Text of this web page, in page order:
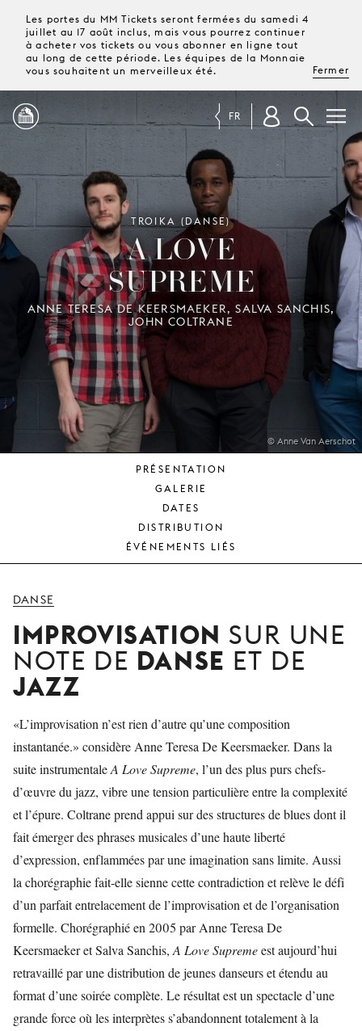
Les portes du MM Tickets seront fermées du samedi 4
juillet au 17 août inclus, mais vous pourrez continuer
à acheter vos tickets ou vous abonner en ligne tout
au long de cette période. Les équipes de la Monnaie
vous souhaitent un merveilleux été.
Fermer
PROGRAMME
MAGAZINE
TICKETS &
ABONNEMENTS
VOTRE
PUBLIC
SOUTENIR
FR
© Anne Van Aerschot
TROIKA (DANSE)
A LOVE
SUPREME
ANNE TERESA DE KEERSMAEKER, SALVA SANCHIS,
JOHN COLTRANE
PRÉSENTATION
GALERIE
DATES
DISTRIBUTION
ÉVÉNEMENTS LIÉS
DANSE
IMPROVISATION SUR UNE
NOTE DE DANSE ET DE
JAZZ
«L’improvisation n’est rien d’autre qu’une composition
instantanée.» considère Anne Teresa De Keersmaeker. Dans la
suite instrumentaleA Love Supreme, l’un des plus purs chefs-
d’œuvre du jazz, vibre une tension particulière entre la complexité
et l’épure. Coltrane prend appui sur des structures de blues dont il
fait émerger des phrases musicales d’une haute liberté
d’expression, enflammées par une imagination sans limite. Aussi
la chorégraphie fait-elle sienne cette contradiction et relève le défi
d’un parfait entrelacement de l’improvisation et de l’organisation
formelle. Chorégraphié en 2005 par Anne Teresa De
Keersmaeker et Salva Sanchis, A Love Supremeest aujourd’hui
retravaillé par une distribution de jeunes danseurs et étendu au
format d’une soirée complète. Le résultat est un spectacle d’une
grande force où les interprètes s’abandonnent totalement à la